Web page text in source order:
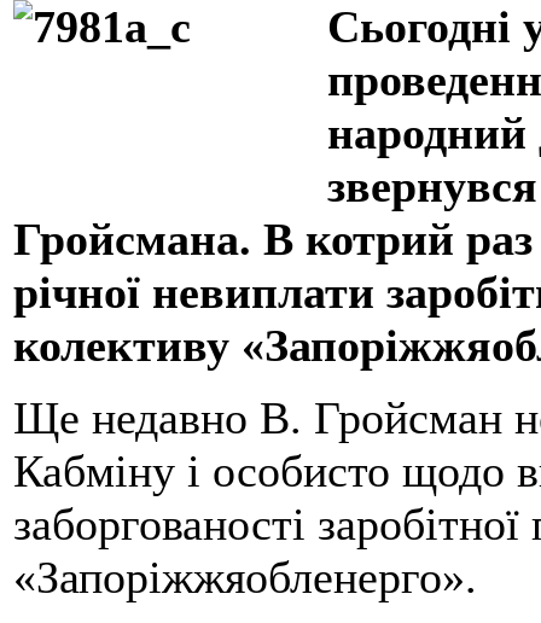
Сьогодні
народний
Гройсмана. В котрий
річної невиплати
колективу
Ще недавно В. Гройсман
Кабміну і особисто щодо
заборгованості
«Запоріжжяобленерго».